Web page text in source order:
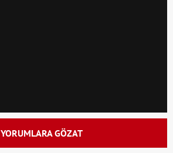
YORUMLARA GÖZAT